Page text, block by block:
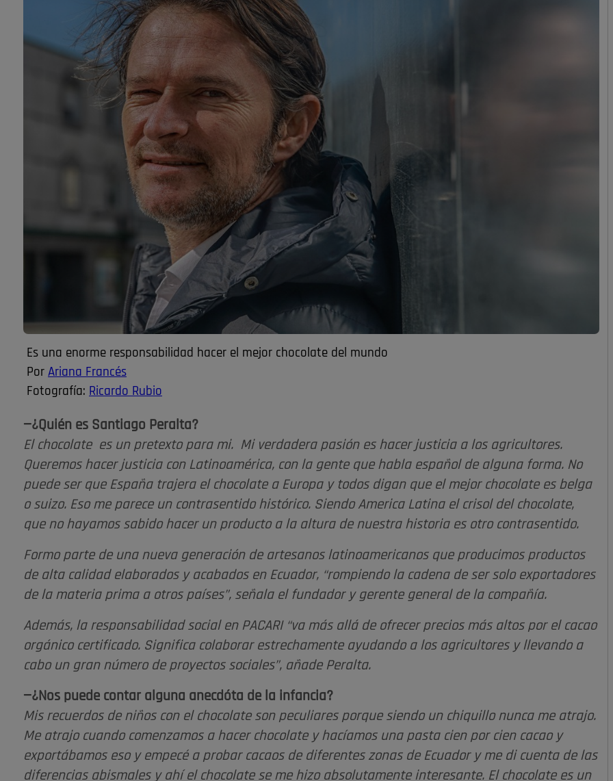
Es una enorme responsabilidad hacer el mejor chocolate del mundo
Por Ariana Francés
Fotografía: Ricardo Rubio
—¿Quién es Santiago Peralta?
El chocolate es un pretexto para mi. Mi verdadera pasión es hacer justicia a los agricultores.
Queremos hacer justicia con Latinoamérica, con la gente que habla español de alguna forma. No
puede ser que España trajera el chocolate a Europa y todos digan que el mejor chocolate es belga
o suizo. Eso me parece un contrasentido histórico. Siendo America Latina el crisol del chocolate,
que no hayamos sabido hacer un producto a la altura de nuestra historia es otro contrasentido.
Formo parte de una nueva generación de artesanos latinoamericanos que producimos productos
de alta calidad elaborados y acabados en Ecuador, “rompiendo la cadena de ser solo exportadores
de la materia prima a otros países”, señala el fundador y gerente general de la compañía.
Además, la responsabilidad social en PACARI “va más allá de ofrecer precios más altos por el cacao
orgánico certificado. Significa colaborar estrechamente ayudando a los agricultores y llevando a
cabo un gran número de proyectos sociales”, añade Peralta.
—¿Nos puede contar alguna anecdóta de la infancia?
Mis recuerdos de niños con el chocolate son peculiares porque siendo un chiquillo nunca me atrajo.
Me atrajo cuando comenzamos a hacer chocolate y hacíamos una pasta cien por cien cacao y
exportábamos eso y empecé a probar cacaos de diferentes zonas de Ecuador y me di cuenta de las
diferencias abismales y ahí el chocolate se me hizo absolutamente interesante. El chocolate es un